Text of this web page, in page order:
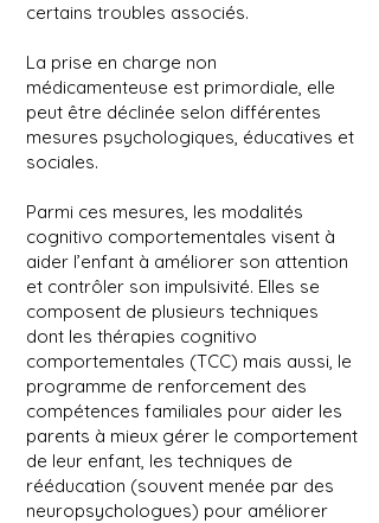
certains troubles associés.
La prise en charge non
médicamenteuse est primordiale, elle
peut être déclinée selon différentes
mesures psychologiques, éducatives et
sociales.
Parmi ces mesures, les modalités
cognitivo comportementales visent à
aider l’enfant à améliorer son attention
et contrôler son impulsivité. Elles se
composent de plusieurs techniques
dont les thérapies cognitivo
comportementales (TCC) mais aussi, le
programme de renforcement des
compétences familiales pour aider les
parents à mieux gérer le comportement
de leur enfant, les techniques de
rééducation (souvent menée par des
neuropsychologues) pour améliorer